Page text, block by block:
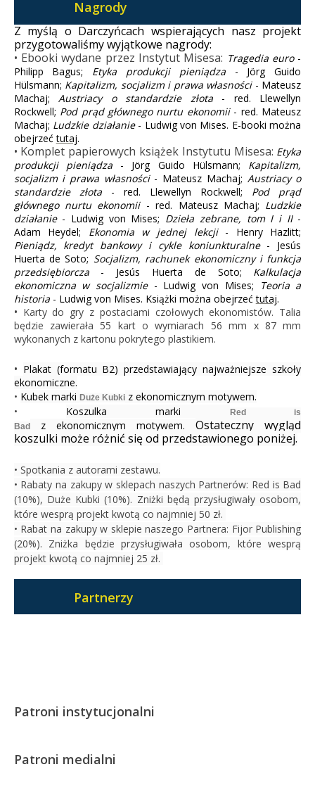
Nagrody
Z myślą o Darczyńcach wspierających nasz projekt
przygotowaliśmy wyjątkowe nagrody:
• Ebooki wydane przez Instytut Misesa: Tragedia euro-
Philipp Bagus; Etyka produkcji pieniądza- Jörg Guido
Hülsmann; Kapitalizm, socjalizm i prawa własności- Mateusz
Machaj;Austriacy o standardzie złota- red. Llewellyn
Rockwell; Pod prąd głównego nurtu ekonomii- red. Mateusz
Machaj; Ludzkie działanie- Ludwig von Mises. E-booki można
obejrzećtutaj.
• Komplet papierowych książek Instytutu Misesa: Etyka
produkcji pieniądza- Jörg Guido Hülsmann; Kapitalizm,
socjalizm i prawa własności- Mateusz Machaj; Austriacy o
standardzie złota- red. Llewellyn Rockwell; Pod prąd
głównego nurtu ekonomii- red. Mateusz Machaj; Ludzkie
działanie- Ludwig von Mises; Dzieła zebrane, tom I i II-
Adam Heydel; Ekonomia w jednej lekcji- Henry Hazlitt;
Pieniądz, kredyt bankowy i cykle koniunkturalne- Jesús
Huerta de Soto; Socjalizm, rachunek ekonomiczny i funkcja
przedsiębiorcza- Jesús Huerta de Soto; Kalkulacja
ekonomiczna w socjalizmie- Ludwig von Mises;
Teoria a
historia- Ludwig von Mises. Książki można obejrzećtutaj.
• Karty do gry z postaciami czołowych ekonomistów. Talia
będzie zawierała 55 kart o wymiarach 56 mm x 87 mm
wykonanych z kartonu pokrytego plastikiem.
• Plakat (formatu B2) przedstawiający najważniejsze szkoły
ekonomiczne.
• Kubek marki Duże Kubkiz ekonomicznym motywem.
•
Koszulka marki
Red is
Badz ekonomicznym motywem.Ostateczny wygląd
koszulki może różnić się od przedstawionego poniżej.
• Spotkania z autorami zestawu.
• Rabaty na zakupy w sklepach naszych Partnerów: Red is Bad
(10%), Duże Kubki (10%). Zniżki będą przysługiwały osobom,
które wesprą projekt kwotą co najmniej 50 zł.
• Rabat na zakupy w sklepie naszego Partnera: Fijor Publishing
(20%). Zniżka będzie przysługiwała osobom, które wesprą
projekt kwotą co najmniej 25 zł.
Partnerzy
Patroni instytucjonalni
Patroni medialni